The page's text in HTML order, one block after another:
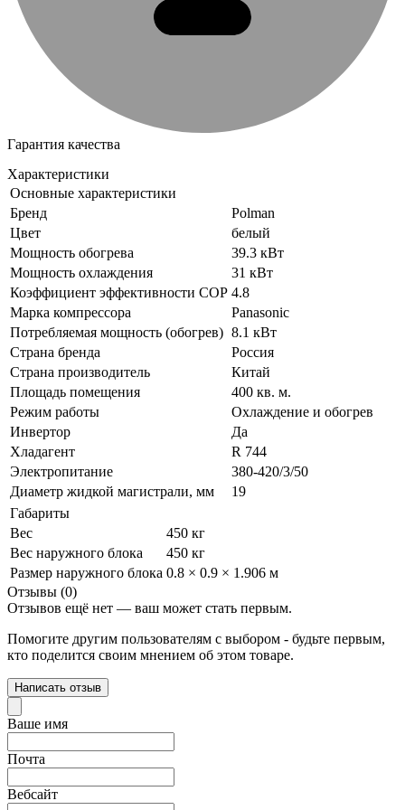
Гарантия качества
Характеристики
Основные характеристики
Бренд
Polman
Цвет
белый
Мощность обогрева
39.3 кВт
Мощность охлаждения
31 кВт
Коэффициент эффективности COP 4.8
Марка компрессора
Panasonic
Потребляемая мощность (обогрев) 8.1 кВт
Страна бренда
Россия
Страна производитель
Китай
Площадь помещения
400 кв. м.
Режим работы
Охлаждение и обогрев
Инвертор
Да
Хладагент
R 744
Электропитание
380-420/3/50
Диаметр жидкой магистрали, мм
19
Габариты
Вес
450 кг
Вес наружного блока
450 кг
Размер наружного блока 0.8 × 0.9 × 1.906 м
Отзывы (0)
Отзывов ещё нет — ваш может стать первым.
Помогите другим пользователям с выбором - будьте первым,
кто поделится своим мнением об этом товаре.
Написать отзыв
Ваше имя
Почта
Вебсайт